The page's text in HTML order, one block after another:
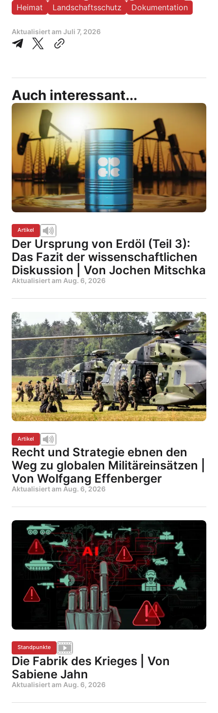
Heimat Landschaftsschutz Dokumentation
Aktualisiert am Juli 7, 2026
Auch interessant...
Artikel
Der Ursprung von Erdöl (Teil 3):
Das Fazit der wissenschaftlichen
Diskussion | Von Jochen Mitschka
Aktualisiert am Aug. 6, 2026
Artikel
Recht und Strategie ebnen den
Weg zu globalen Militäreinsätzen |
Von Wolfgang Effenberger
Aktualisiert am Aug. 6, 2026
Standpunkte
Die Fabrik des Krieges | Von
Sabiene Jahn
Aktualisiert am Aug. 6, 2026